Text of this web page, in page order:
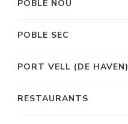
POBLE NOU
POBLE SEC
PORT VELL (DE HAVEN)
RESTAURANTS